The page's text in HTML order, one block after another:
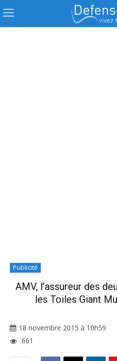
Publicité
AMV, l’assureur des
les Toiles Giant
18 novembre 2015 à 10h59
661